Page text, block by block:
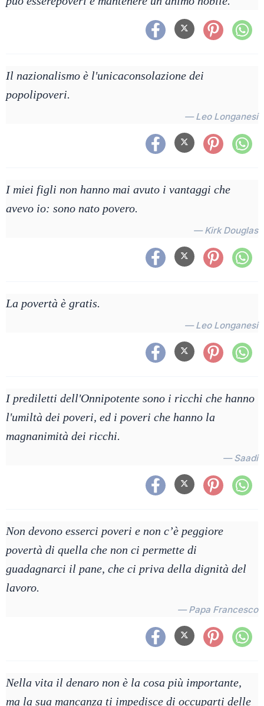
Il nazionalismo è l'unicaconsolazione dei
popolipoveri.
— Leo Longanesi
I miei figli non hanno mai avuto i vantaggi che
avevo io: sono nato povero.
— Kirk Douglas
La povertà è gratis.
— Leo Longanesi
I prediletti dell'Onnipotente sono i ricchi che hanno
l'umiltà dei poveri, ed i poveri che hanno la
magnanimità dei ricchi.
— Saadi
Non devono esserci poveri e non c’è peggiore
povertà di quella che non ci permette di
guadagnarci il pane, che ci priva della dignità del
lavoro.
— Papa Francesco
Nella vita il denaro non è la cosa più importante,
ma la sua mancanza ti impedisce di occuparti delle